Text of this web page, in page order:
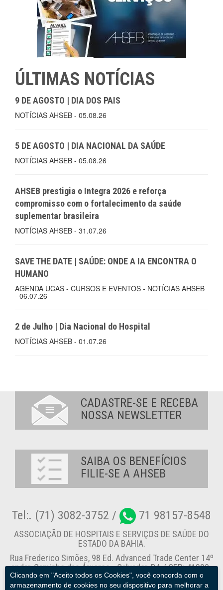
ÚLTIMAS NOTÍCIAS
9 DE AGOSTO | DIA DOS PAIS
NOTÍCIAS AHSEB - 05.08.26
5 DE AGOSTO | DIA NACIONAL DA SAÚDE
NOTÍCIAS AHSEB - 05.08.26
AHSEB prestigia o Integra 2026 e reforça
compromisso com o fortalecimento da saúde
suplementar brasileira
NOTÍCIAS AHSEB - 31.07.26
SAVE THE DATE | SAÚDE: ONDE A IA ENCONTRA O
HUMANO
AGENDA UCAS - CURSOS E EVENTOS - NOTÍCIAS AHSEB
- 06.07.26
2 de Julho | Dia Nacional do Hospital
NOTÍCIAS AHSEB - 01.07.26
Clicando em "Aceito todos os Cookies", você concorda com o
armazenamento de cookies no seu dispositivo para melhorar a
CADASTRE-SE E RECEBA
NOSSA NEWSLETTER
SAIBA OS BENEFÍCIOS
FILIE-SE A AHSEB
Tel:. (71) 3082-3752 / 71 98157-8548
ASSOCIAÇÃO DE HOSPITAIS E SERVIÇOS DE SAÚDE DO
ESTADO DA BAHIA.
Rua Frederico Simões, 98 Ed. Advanced Trade Center 14º
andar, Caminho das Árvores - Salvador-BA / CEP: 41820-
774